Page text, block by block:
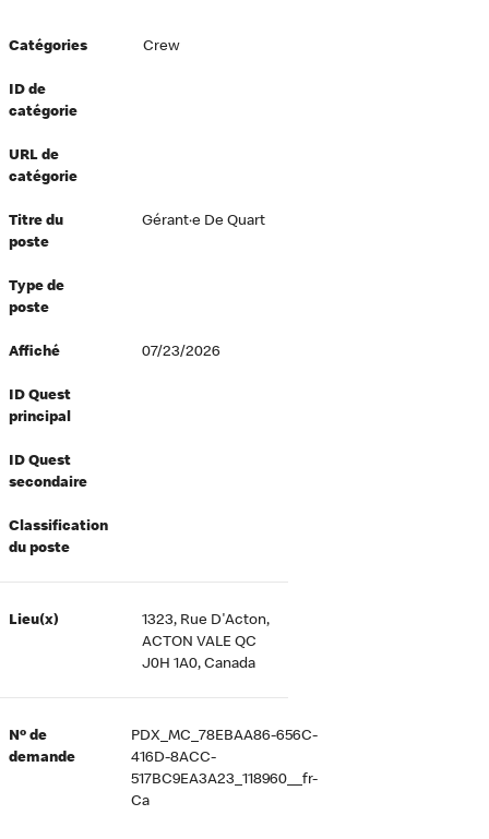
équité et inclusion
au travail
Catégories Crew
ID de
catégorie
URL de
catégorie
Titre du
poste
Gérant·e De Quart
Type de
poste
Affiché 07/23/2026
ID Quest
principal
ID Quest
secondaire
Classification
du poste
Lieu(x)
1323, Rue D'Acton,
ACTON VALE QC
J0H 1A0, Canada
Nº de
demande
PDX_MC_78EBAA86-656C-
416D-8ACC-
517BC9EA3A23_118960__fr-
Ca